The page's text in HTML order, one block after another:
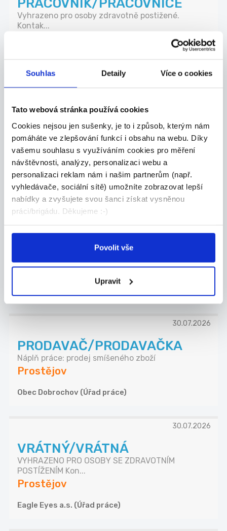
Souhlas Detaily Více o cookies
Tato webová stránka používá cookies
Cookies nejsou jen sušenky, je to i způsob, kterým nám
pomáháte ve zlepšování funkcí i obsahu na webu. Díky
vašemu souhlasu s využíváním cookies pro měření
návštěvnosti, analýzy, personalizaci webu a
personalizaci reklam nám i našim partnerům (např.
vyhledávače, sociální sítě) umožníte zobrazovat lepší
nabídky a zvyšujete svou šanci získat vysněnou
práci/brigádu. Děkujeme :-)
Povolit vše
Upravit
PRACOVNÍK/PRACOVNICE
Vyhrazeno pro osoby zdravotně postižené.
Kontak...
ČÍŠNÍK/SERVÍRKA
NÁSTUP MOŽNÝ IHNED Kontaktní osoba: Marek
Balaš...
Prostějov
Marek Balaš (Úřad práce)
POMOCNÝ
KUCHAŘ/KUCHAŘKA
Prostějov
30.07.2026
PRODAVAČ/PRODAVAČKA
Náplň práce: prodej smíšeného zboží
Prostějov
Obec Dobrochov (Úřad práce)
30.07.2026
VRÁTNÝ/VRÁTNÁ
VYHRAZENO PRO OSOBY SE ZDRAVOTNÍM
POSTÍŽENÍM Kon...
Prostějov
Eagle Eyes a.s. (Úřad práce)